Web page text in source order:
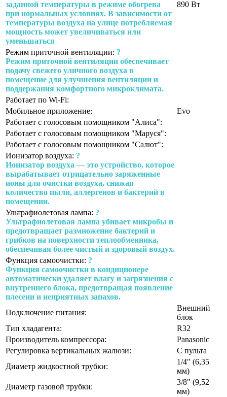
заданной температуры в режиме обогрева
при нормальных условиях. В зависимости от
температуры воздуха на улице потребляемая
мощность может увеличиваться или
уменьшаться
890 Вт
Режим приточной вентиляции: ?
Режим приточной вентиляции обеспечивает
подачу свежего уличного воздуха в
помещение для улучшения вентиляции и
поддержания комфортного микроклимата.
Работает по Wi-Fi:
Мобильное приложение:
Evo
Работает с голосовым помощником "Алиса":
Работает с голосовым помощником "Маруся":
Работает с голосовым помощником "Салют":
Ионизатор воздуха: ?
Ионизатор воздуха — это устройство, которое
вырабатывает отрицательно заряженные
ионы для очистки воздуха, снижая
количество пыли, аллергенов и бактерий в
помещении.
Ультрафиолетовая лампа: ?
Ультрафиолетовая лампа убивает микробы и
предотвращает размножение бактерий и
грибков на поверхности теплообменника,
обеспечивая более чистый и здоровый воздух.
Функция самоочистки: ?
Функция самоочистки в кондиционере
автоматически удаляет влагу и загрязнения с
внутреннего блока, предотвращая появление
плесени и неприятных запахов.
Подключение питания:
Внешний
блок
Тип хладагента:
R32
Производитель компрессора:
Panasonic
Регулировка вертикальных жалюзи:
С пульта
Диаметр жидкостной трубки:
1/4" (6,35
мм)
Диаметр газовой трубки:
3/8" (9,52
мм)